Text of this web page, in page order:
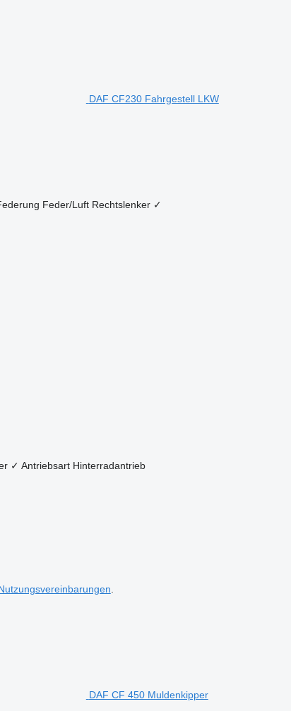
DAF CF230 Fahrgestell LKW
Feder/Luft Rechtslenker ✓
✓ Antriebsart Hinterradantrieb
DAF CF 450 Muldenkipper